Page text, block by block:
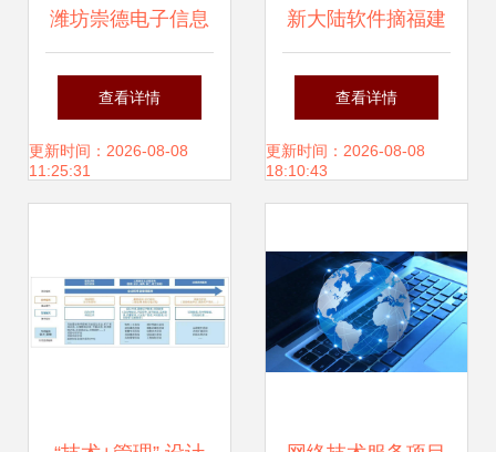
潍坊崇德电子信息
以网络技术服务赋
能数字化转型
查看详情
更新时间：2026-08-08
11:25:31
新大陆软件摘福建
省首张人工智能企
业能力一级评估认
区域
查看详情
更新时间：2026-08-08
18:10:43